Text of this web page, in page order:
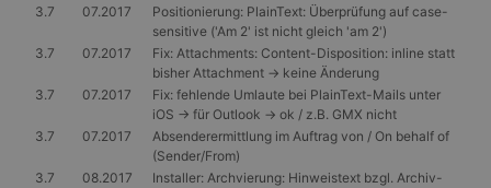
3.7
07.2017
Positionierung: PlainText: Überprüfung auf case-
sensitive ('Am 2' ist nicht gleich 'am 2')
3.7
07.2017
Fix: Attachments: Content-Disposition: inline statt
bisher Attachment -> keine Änderung
3.7
07.2017
Fix: fehlende Umlaute bei PlainText-Mails unter
iOS -> für Outlook -> ok / z.B. GMX nicht
3.7
07.2017
Absenderermittlung im Auftrag von / On behalf of
(Sender/From)
3.7
08.2017
Installer: Archvierung: Hinweistext bzgl. Archiv-